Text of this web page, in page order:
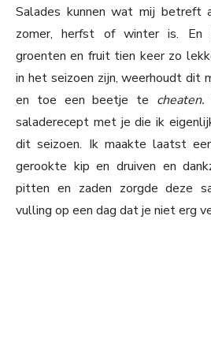
Salades kunnen wat mij betreft
zomer, herfst of winter is.
groenten en fruit tien keer zo
in het seizoen zijn, weerhoudt dit
en toe een beetje te cheaten.
saladerecept met je die ik
dit seizoen. Ik maakte laatst
gerookte kip en druiven en
pitten en zaden zorgde deze
vulling op een dag dat je niet erg